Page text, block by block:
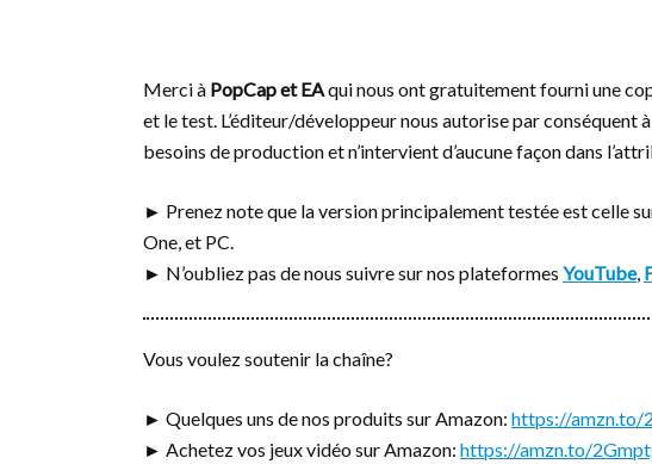
Merci à PopCap et EAqui nous ont gratuitement fourni une
et le test. L’éditeur/développeur nous autorise par
besoins de production et n’intervient d’aucune façon dans
► Prenez note que la version principalement testée est celle
One, et PC.
► N’oubliez pas de nous suivre sur nos plateformes YouTube,
Vous voulez soutenir la chaîne?
► Quelques uns de nos produits sur Amazon: https://amzn.to/
► Achetez vos jeux vidéo sur Amazon: https://amzn.to/